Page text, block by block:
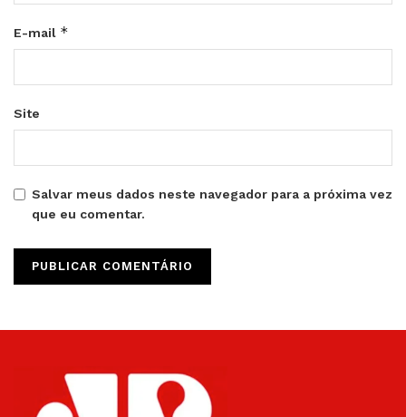
E-mail *
Site
Salvar meus dados neste navegador para a próxima vez
que eu comentar.